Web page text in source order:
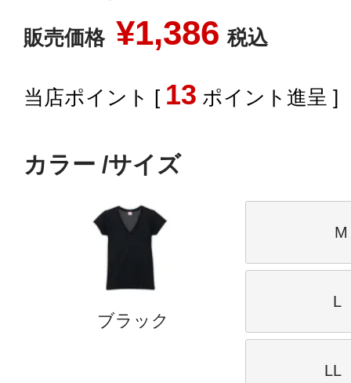
販売価格 ¥1,386 税込
[ 13 ポイント進呈 ]
カラー サイズ
ブラック
L
LL